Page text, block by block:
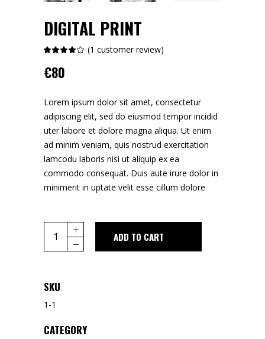
DIGITAL PRINT
Rated
of 5
based
1
rating
(1 customer review)
€80
Lorem ipsum dolor sit amet, consectetur
adipiscing elit, sed do eiusmod tempor incidid
uter labore et dolore magna aliqua. Ut enim
ad minim veniam, quis nostrud exercitation
lamcodu laboris nisi ut aliquip ex ea
commodo consequat. Duis aute irure dolor in
minimerit in uptate velit esse cillum dolore
Quantity
ADD TO CART
SKU
1-1
CATEGORY